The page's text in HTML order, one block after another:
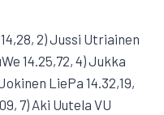
2) Jussi Utriainen
14.25,72, 4) Jukka
LiePa 14.32,19,
7) Aki Uutela VU